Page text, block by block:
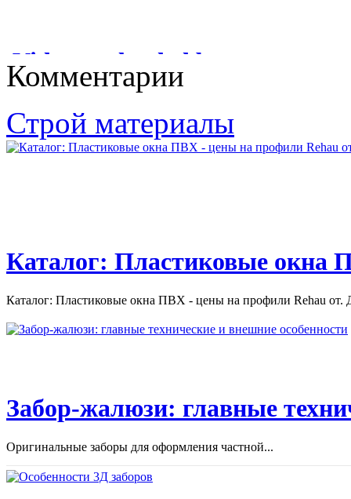
КАК ПОСТРОИТЬ БАНЮ И САУНУ: РЕКОМЕНДАЦИИ
ПО СТРОИТЕЛЬСТВУ И ОТДЕЛКИ БАНИ И САУНЫ;...
КАТАЛОГ СТРОИТЕЛЬНО-ОТДЕЛОЧНЫЕ МАТЕРИАЛЫ.
1 КАТАЛОГ СТРОИТЕЛЬНО-ОТДЕЛОЧНЫЕ...
Videos uploaded by user
“Остекление балконов и
лоджий”
Videos uploaded by user “Остекление балконов и лоджий. Цены
Комментарии
Строй материалы
Каталог: Пластиковые окна
Каталог: Пластиковые окна ПВХ - цены на профили Rehau от.
Забор-жалюзи: главные
Оригинальные заборы для оформления частной...